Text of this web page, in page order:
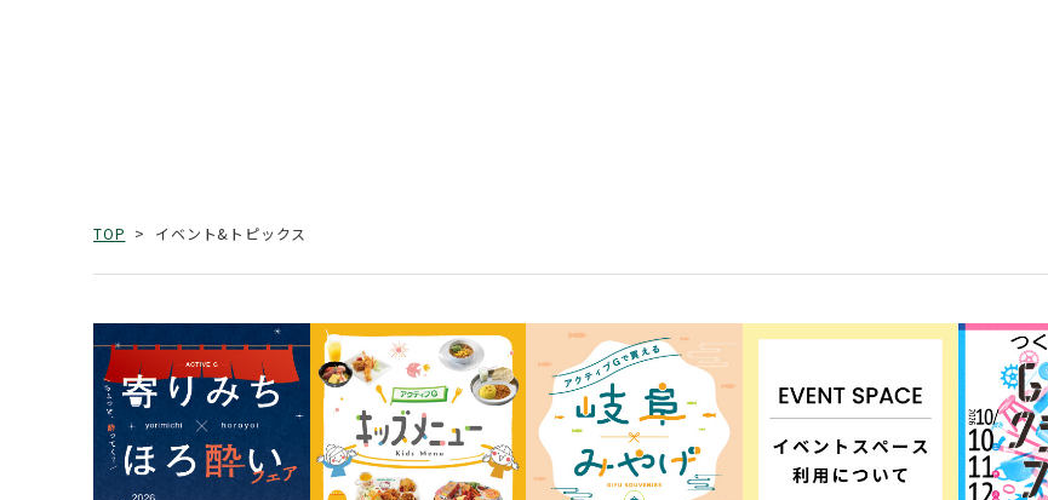
TOP イベント&トピックス